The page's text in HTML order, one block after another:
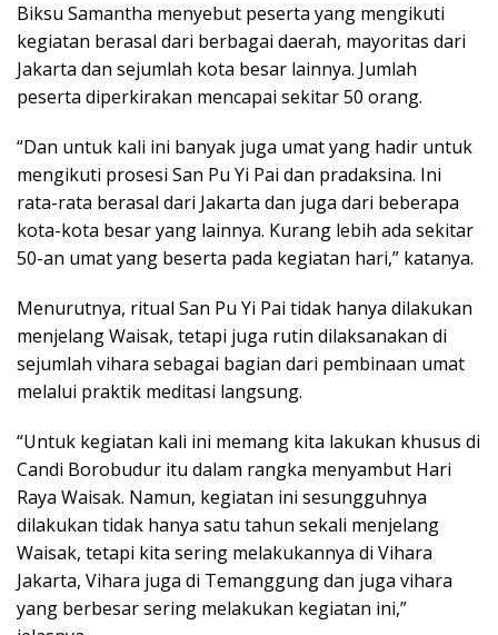
Biksu Samantha menyebut peserta yang mengikuti
kegiatan berasal dari berbagai daerah, mayoritas dari
Jakarta dan sejumlah kota besar lainnya. Jumlah
peserta diperkirakan mencapai sekitar 50 orang.
“Dan untuk kali ini banyak juga umat yang hadir untuk
mengikuti prosesi San Pu Yi Pai dan pradaksina. Ini
rata-rata berasal dari Jakarta dan juga dari beberapa
kota-kota besar yang lainnya. Kurang lebih ada sekitar
50-an umat yang beserta pada kegiatan hari,” katanya.
Menurutnya, ritual San Pu Yi Pai tidak hanya dilakukan
menjelang Waisak, tetapi juga rutin dilaksanakan di
sejumlah vihara sebagai bagian dari pembinaan umat
melalui praktik meditasi langsung.
“Untuk kegiatan kali ini memang kita lakukan khusus di
Candi Borobudur itu dalam rangka menyambut Hari
Raya Waisak. Namun, kegiatan ini sesungguhnya
dilakukan tidak hanya satu tahun sekali menjelang
Waisak, tetapi kita sering melakukannya di Vihara
Jakarta, Vihara juga di Temanggung dan juga vihara
yang berbesar sering melakukan kegiatan ini,”